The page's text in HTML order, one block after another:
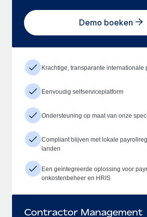
Demo boeken
Krachtige, transparante internationale
Eenvoudig selfserviceplatform
Ondersteuning op maat van onze
Compliant blijven met lokale
landen
Een geïntegreerde oplossing voor
onkostenbeheer en HRIS
Contractor Management